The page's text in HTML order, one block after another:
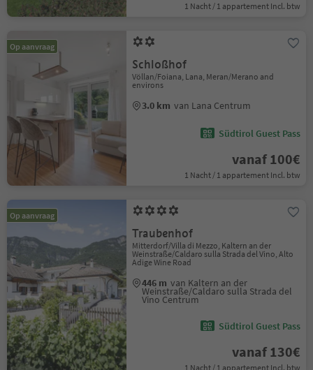
1 Nacht / 1 appartement Incl. btw
Op aanvraag
Schloßhof
Völlan/Foiana, Lana, Meran/Merano and
environs
3.0 km van Lana Centrum
Südtirol Guest Pass
vanaf 100€
1 Nacht / 1 appartement Incl. btw
Op aanvraag
Traubenhof
Mitterdorf/Villa di Mezzo, Kaltern an der
Weinstraße/Caldaro sulla Strada del Vino, Alto
Adige Wine Road
446 m van Kaltern an der
Weinstraße/Caldaro sulla Strada del
Vino Centrum
Südtirol Guest Pass
vanaf 130€
1 Nacht / 1 appartement Incl. btw